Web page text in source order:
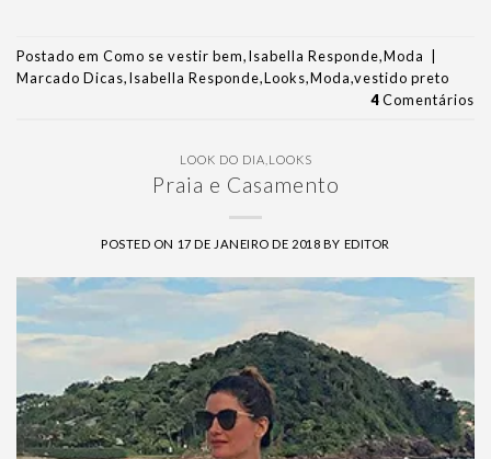
Postado em Como se vestir bem,Isabella Responde,Moda
Marcado Dicas,Isabella Responde,Looks,Moda,vestido preto
4Comentários
LOOK DO DIA LOOKS
Praia e Casamento
POSTED ON 17 DE JANEIRO DE 2018 BY EDITOR